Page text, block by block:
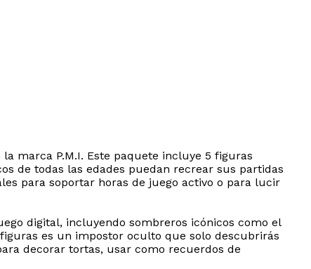
marca P.M.I. Este paquete incluye 5 figuras
de todas las edades puedan recrear sus partidas
para soportar horas de juego activo o para lucir
digital, incluyendo sombreros icónicos como el
es un impostor oculto que solo descubrirás
decorar tortas, usar como recuerdos de